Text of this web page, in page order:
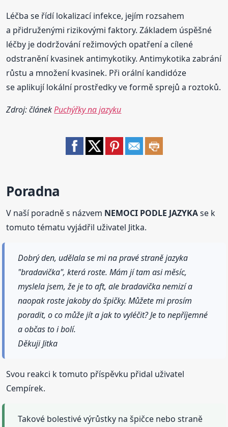
Léčba se řídí lokalizací infekce, jejím rozsahem
a přidruženými rizikovými faktory. Základem úspěšné
léčby je dodržování režimových opatření a cílené
odstranění kvasinek antimykotiky. Antimykotika zabrání
růstu a množení kvasinek. Při orální kandidóze
se aplikují lokální prostředky ve formě sprejů a roztoků.
Zdroj: článekPuchýřky na jazyku
Poradna
V naší poradně s názvem NEMOCI PODLE JAZYKAse k
tomuto tématu vyjádřil uživatel Jitka.
Dobrý den, udělala se mi na pravé straně jazyka
"bradavička", která roste. Mám jí tam asi měsíc,
myslela jsem, že je to aft, ale bradavička nemizí a
naopak roste jakoby do špičky. Můžete mi prosím
poradit, o co může jít a jak to vyléčit? Je to nepříjemné
a občas to i bolí.
Děkuji Jitka
Svou reakci k tomuto příspěvku přidal uživatel
Cempírek.
Takové bolestivé výrůstky na špičce nebo straně